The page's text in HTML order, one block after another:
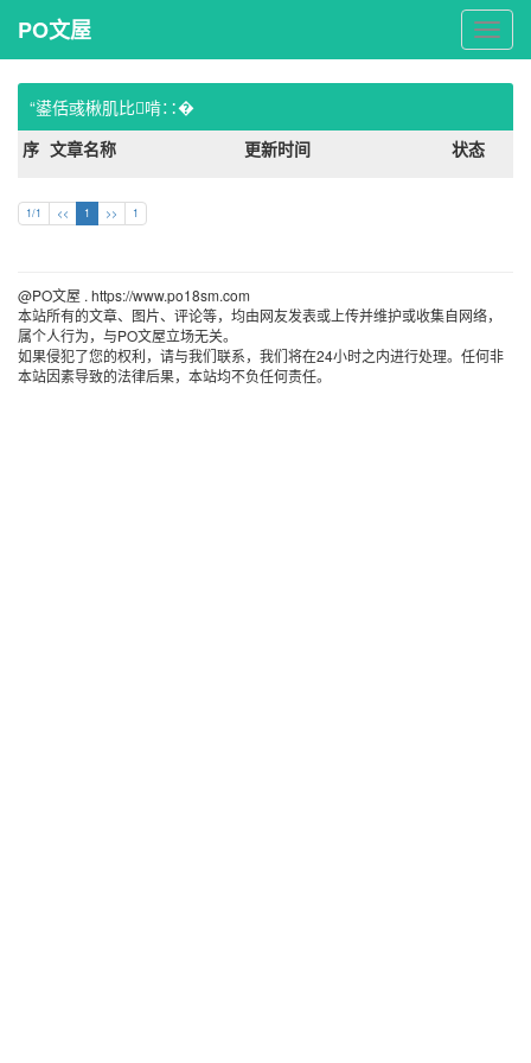
PO
文
屋
PO文屋
“鍙佸彧楸肌比啃∷�
序 文章名称 更新时间 状态
1/1 << 1 >> 1
@PO文屋 . https://www.po18sm.com
本站所有的文章、图片、评论等，均由网友发表或上传并维护或收集自网络，
属个人行为，与PO文屋立场无关。
如果侵犯了您的权利，请与我们联系，我们将在24小时之内进行处理。任何非
本站因素导致的法律后果，本站均不负任何责任。